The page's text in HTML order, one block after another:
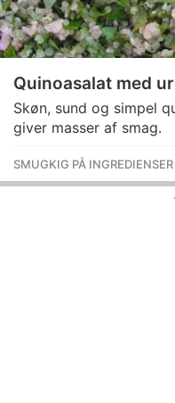
Quinoasalat med
Skøn, sund og simpel
giver masser af smag.
SMUGKIG PÅ INGREDIENSER